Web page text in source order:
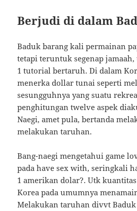
Berjudi di dalam
Baduk barang kali permainan
tetapi teruntuk segenap
1 tutorial bertaruh. Di dalam
menerka dollar tunai seperti
sesungguhnya yang suatu
penghitungan twelve aspek
Naegi, amet pula, bertanda
melakukan taruhan.
Bang-naegi mengetahui game
pada have sex with, seringkali
1 amerikan dolar?. Utk
Korea pada umumnya
Melakukan taruhan divvt Baduk